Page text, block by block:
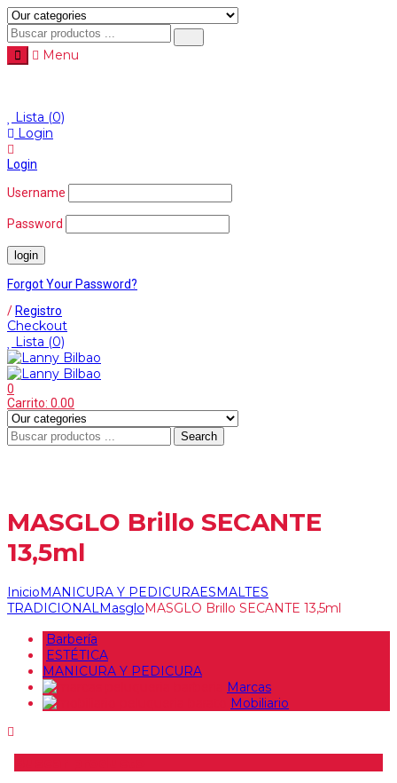
Menu
Lista (0)
Login
Login
Username
Password
Forgot Your Password?
/ Registro
Checkout
Lista (0)
0
Carrito: 0.00
Search
MASGLO Brillo SECANTE
13,5ml
InicioMANICURA Y PEDICURAESMALTES
TRADICIONAL MasgloMASGLO Brillo SECANTE 13,5ml
Barbería
ESTÉTICA
MANICURA Y PEDICURA
Marcas
Mobiliario